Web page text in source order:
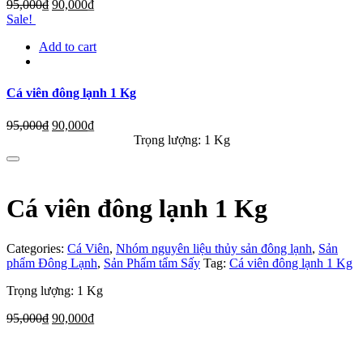
95,000₫ 90,000₫
Sale!
Add to cart
Cá viên đông lạnh 1 Kg
95,000₫ 90,000₫
Trọng lượng: 1 Kg
Cá viên đông lạnh 1 Kg
Categories: Cá Viên, Nhóm nguyên liệu thủy sản đông lạnh, Sản
phẩm Đông Lạnh, Sản Phẩm tẩm Sấy Tag: Cá viên đông lạnh 1 Kg
Trọng lượng: 1 Kg
95,000₫ 90,000₫